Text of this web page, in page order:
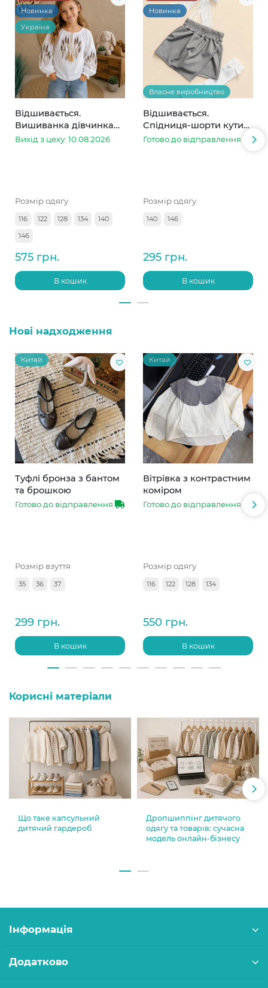
Новинка
Україна
Відшивається.
Вишиванка дівчинка
колоски
Вихід з цеху: 10.08.2026
Розмір одягу
116 122 128 134
140
146
575 грн.
В кошик
Новинка
Власне виробництво
Відшивається.
Спідниця-шорти кутик
сіра в смужку
Готово до відправлення
Розмір одягу
140 146
295 грн.
В кошик
Нові надходження
Китай
Туфлі бронза з бантом
та брошкою
Готово до відправлення
Розмір взуття
35 36 37
299 грн.
В кошик
Китай
Вітрівка з контрастним
коміром
Готово до відправлення
Розмір одягу
116 122 128 134
550 грн.
В кошик
Корисні матеріали
Що таке капсульний
дитячий гардероб
Дропшиппінг дитячого
одягу та товарів: сучасна
модель онлайн-бізнесу
Інформація
Додатково